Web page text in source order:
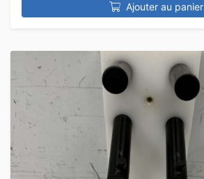
Ajouter au panier